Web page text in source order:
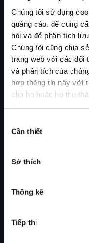
Chúng tôi sử dụng
quảng cáo, để cung
hội và để phân tích
Chúng tôi cũng chia
trang web với các đối
và phân tích của
hợp thông tin này với
cho họ hoặc họ thu
chọn
Cần thiết
Sở thích
Thống kê
Tiếp thị